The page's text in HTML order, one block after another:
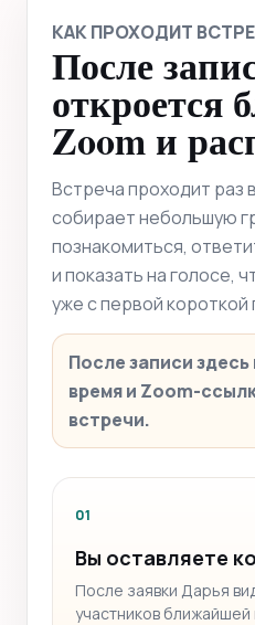
КАК ПРОХОДИТ
После
откроется
Zoom и
Встреча проходит раз
собирает небольшую
познакомиться,
и показать на голосе,
уже с первой короткой
После записи
время и Zoom-
встречи.
01
Вы оставляете
После заявки Дарья
участников ближайшей